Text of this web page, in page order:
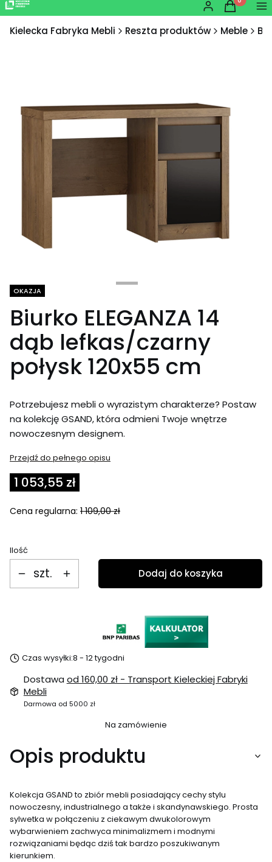
Zaloguj się
Produkty
Koszyk
Kielecka Fabryka Mebli Reszta produktów Meble
Tagi produktu
OKAZJA
Biurko ELEGANZA 14
dąb lefkas/czarny
połysk 120x55 cm
Potrzebujesz mebli o wyrazistym charakterze? Postaw
na kolekcję GSAND, która odmieni Twoje wnętrze
nowoczesnym designem.
Przejdź do pełnego opisu
1 053,55 zł
Cena regularna: 1 109,00 zł
Ilość
szt. Dodaj do koszyka
Czas wysyłki:8 - 12 tygodni
Dostawa od 160,00 zł - Transport Kieleckiej Fabryki
Mebli
Darmowa od 5000 zł
Na zamówienie
Opis produktu
Kolekcja GSAND to zbiór mebli posiadający cechy stylu
nowoczesny, industrialnego a także i skandynawskiego. Prosta
sylwetka w połączeniu z ciekawym dwukolorowym
wybarwieniem zachwyca minimalizmem i modnymi
rozwiązaniami będąc dziś tak bardzo poszukiwanym
kierunkiem.